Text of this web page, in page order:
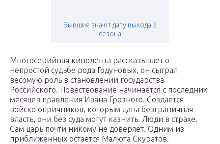
Бывшие знают дату выхода 2
сезона
Многосерийная кинолента рассказывает о
непростой судьбе рода Годуновых, он сыграл
весомую роль в становлении государства
Российского. Повествование начинается с последних
месяцев правления Ивана Грозного. Создается
войско опричников, которым дана безграничная
власть, они без суда могут казнить. Люди в страхе.
Сам царь почти никому не доверяет. Одним из
приближенных остается Малюта Скуратов.